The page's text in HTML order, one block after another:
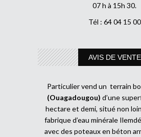
07 h à 15h 30.
Tél : 64 04 15 00
AVIS DE VENTE
Particulier vend un terrain
(Ouagadougou) d’une
hectare et demi, situé non
fabrique d’eau minérale
avec des poteaux en béton